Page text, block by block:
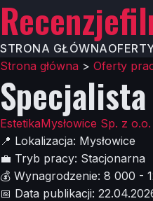
STRONA GŁÓWNA
Strona główna > Oferty
EstetikaMysłowice Sp. z o.o.
📍 Lokalizacja: Mysłowice
💼 Tryb pracy: Stacjonarna
💰 Wynagrodzenie: 8 000 -
📅 Data publikacji: